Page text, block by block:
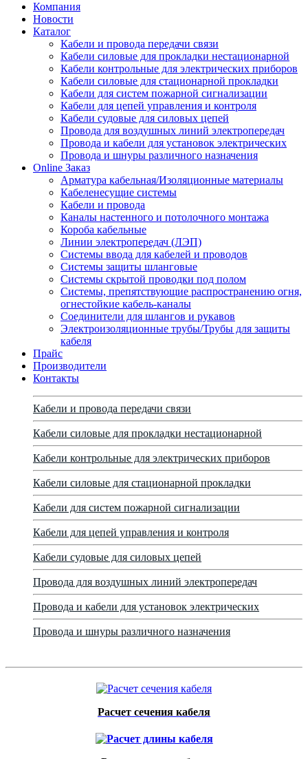
Компания
Новости
Каталог
Кабели и провода передачи связи
Кабели силовые для прокладки нестационарной
Кабели контрольные для электрических приборов
Кабели силовые для стационарной прокладки
Кабели для систем пожарной сигнализации
Кабели для цепей управления и контроля
Кабели судовые для силовых цепей
Провода для воздушных линий электропередач
Провода и кабели для установок электрических
Провода и шнуры различного назначения
Online Заказ
Арматура кабельная/Изоляционные материалы
Кабеленесущие системы
Кабели и провода
Каналы настенного и потолочного монтажа
Короба кабельные
Линии электропередач (ЛЭП)
Системы ввода для кабелей и проводов
Системы защиты шланговые
Системы скрытой проводки под полом
Системы, препятствующие распространению огня,
огнестойкие кабель-каналы
Соединители для шлангов и рукавов
Электроизоляционные трубы/Трубы для защиты
кабеля
Прайс
Производители
Контакты
Кабели и провода передачи связи
Кабели силовые для прокладки нестационарной
Кабели контрольные для электрических приборов
Кабели силовые для стационарной прокладки
Кабели для систем пожарной сигнализации
Кабели для цепей управления и контроля
Кабели судовые для силовых цепей
Провода для воздушных линий электропередач
Провода и кабели для установок электрических
Провода и шнуры различного назначения
Расчет сечения кабеля